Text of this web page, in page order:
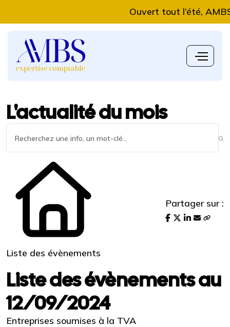
Ouvert tout l’été, AMBS
L'actualité du mois
Liste des évènements
Partager sur :
Liste des évènements au
12/09/2024
Entreprises soumises à la TVA